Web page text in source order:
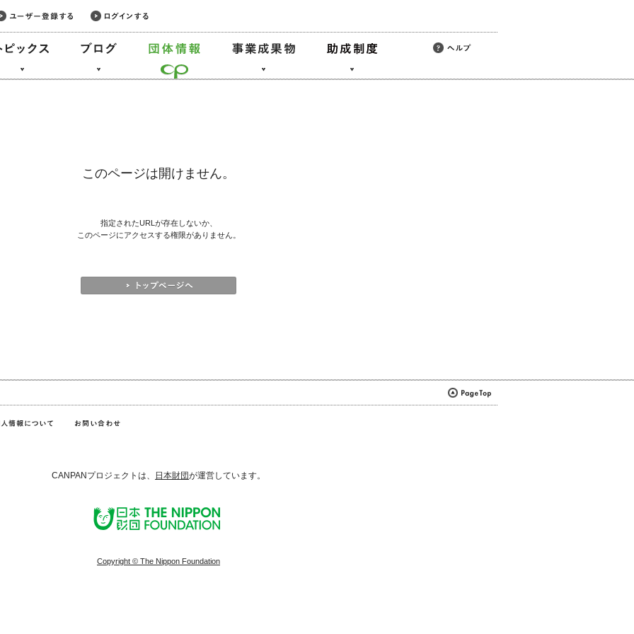
このページは開けません。
指定されたURLが存在しないか、
このページにアクセスする権限がありません。
CANPANプロジェクトは、 日本財団が運営しています。
Copyright © The Nippon Foundation